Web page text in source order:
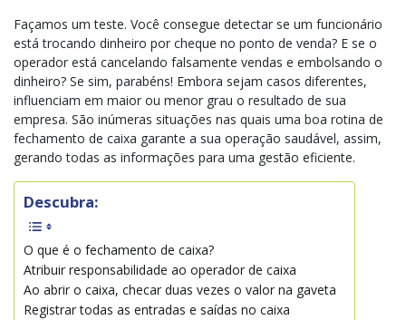
Façamos um teste. Você consegue detectar se um funcionário
está trocando dinheiro por cheque no ponto de venda? E se o
operador está cancelando falsamente vendas e embolsando o
dinheiro? Se sim, parabéns! Embora sejam casos diferentes,
influenciam em maior ou menor grau o resultado de sua
empresa. São inúmeras situações nas quais uma boa rotina de
fechamento de caixa garante a sua operação saudável, assim,
gerando todas as informações para uma gestão eficiente.
Descubra:
O que é o fechamento de caixa?
Atribuir responsabilidade ao operador de caixa
Ao abrir o caixa, checar duas vezes o valor na gaveta
Registrar todas as entradas e saídas no caixa